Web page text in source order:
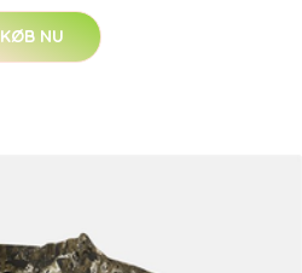
KØB NU